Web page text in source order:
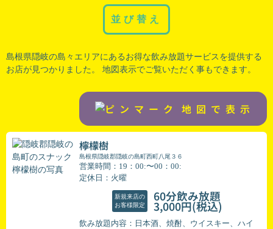
並び替え
島根県隠岐の島々エリアにあるお得な飲み放題サービスを提供する
お店が見つかりました。 地図表示でご覧いただく事もできます。
地図で表示
檸檬樹
島根県隠岐郡隠岐の島町西町八尾３６
営業時間：19：00:〜00：00:
定休日：火曜
新規来店の
お客様限定
60分飲み放題
3,000円(税込)
飲み放題内容：日本酒、焼酎、ウイスキー、ハイ